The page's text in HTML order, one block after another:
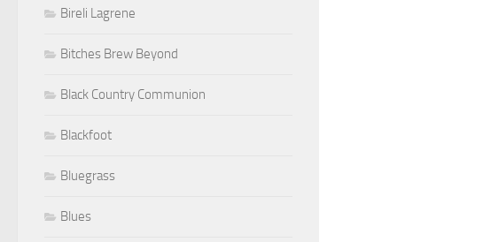
Bireli Lagrene
Bitches Brew Beyond
Black Country Communion
Blackfoot
Bluegrass
Blues